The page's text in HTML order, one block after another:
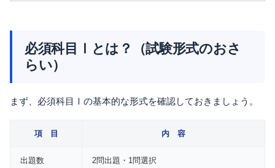
必須科目Ⅰとは？（試験形式のおさ
らい）
まず、必須科目Ⅰの基本的な形式を確認しておきましょう。
項 目 内 容
出題数 2問出題・1問選択